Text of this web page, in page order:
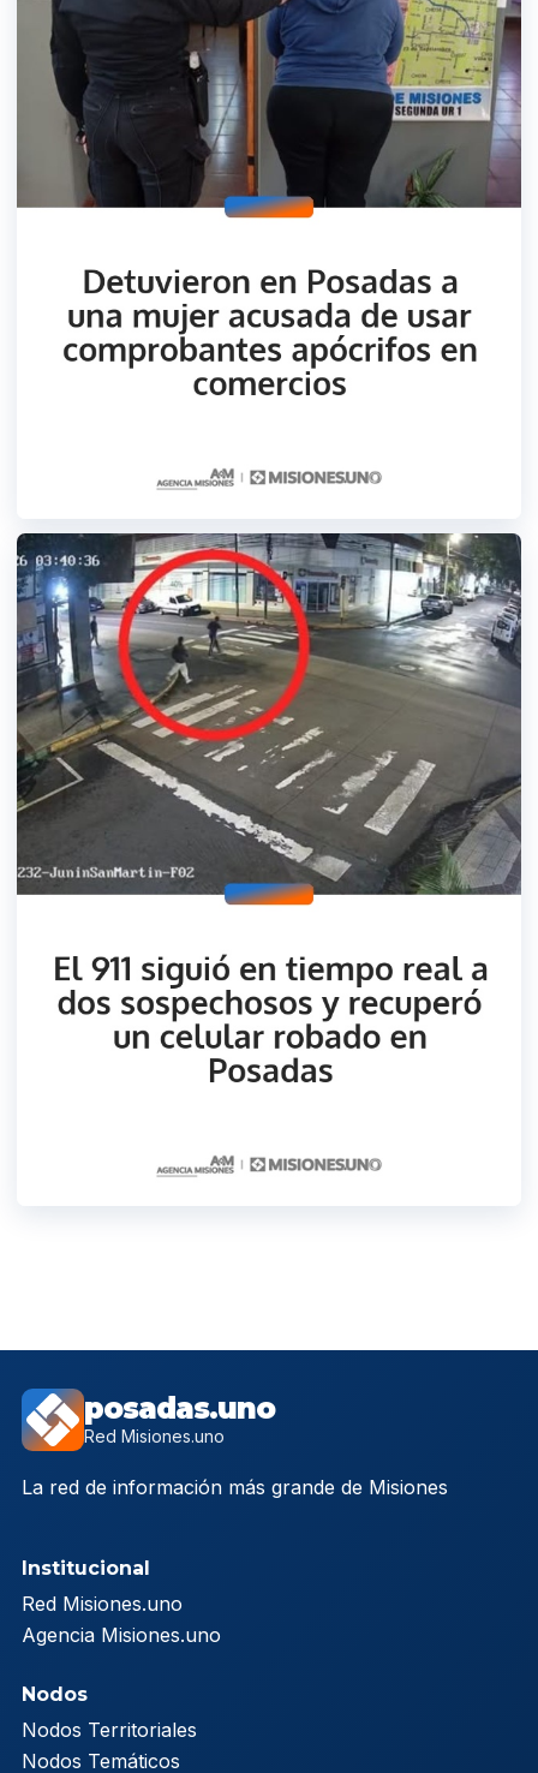
posadas.uno
Red Misiones.uno
La red de información más grande de Misiones
Institucional
Red Misiones.uno
Agencia Misiones.uno
Nodos
Nodos Territoriales
Nodos Temáticos